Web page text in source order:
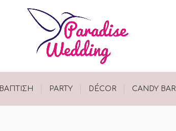
ΒΑΠΤΙΣΗ PARTY DÉCOR CANDY BAR